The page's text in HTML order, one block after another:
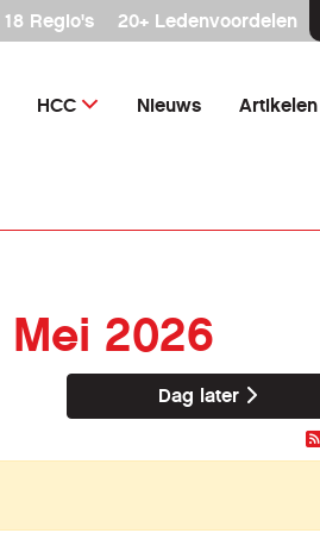
18 Regio's 20+ Ledenvoordelen
HCC Nieuws Artikelen
2026
Dag later